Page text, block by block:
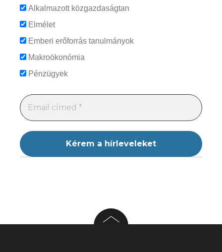
Alkalmazott közgazdaságtan
Elmélet
Emberi erőforrás tanulmányok
Makroökonómia
Pénzügyek